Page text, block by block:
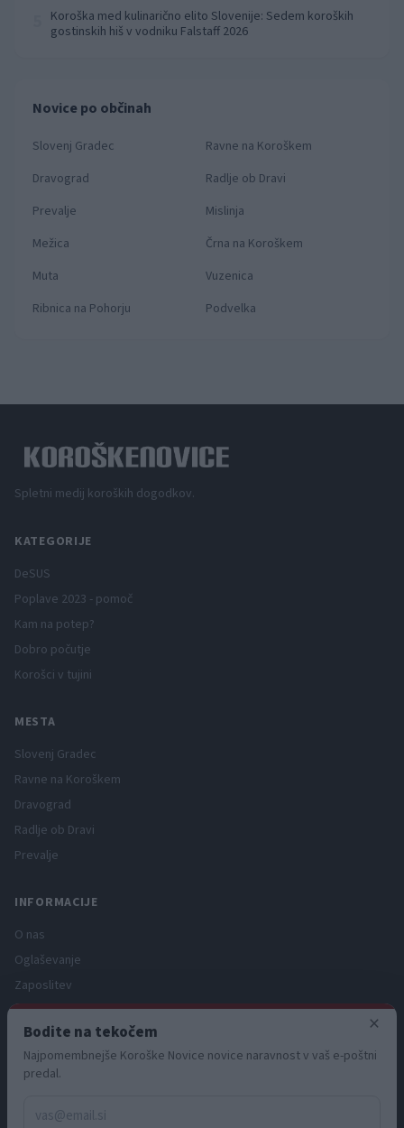
Koroška med kulinarično elito Slovenije: Sedem koroških
gostinskih hiš v vodniku Falstaff 2026
Novice po občinah
Slovenj Gradec
Ravne na Koroškem
Dravograd
Radlje ob Dravi
Prevalje
Mislinja
Mežica
Črna na Koroškem
Muta
Vuzenica
Ribnica na Pohorju
Podvelka
Spletni medij koroških dogodkov.
KATEGORIJE
DeSUS
Poplave 2023 - pomoč
Kam na potep?
Dobro počutje
Korošci v tujini
MESTA
Slovenj Gradec
Ravne na Koroškem
Dravograd
Radlje ob Dravi
Prevalje
INFORMACIJE
O nas
Oglaševanje
Zaposlitev
Pravno obvestilo
Zasebnost in piškotki
Storitve
Pogoji uporabe
×
Bodite na tekočem
Najpomembnejše Koroške Novice novice naravnost v vaš e-poštni
predal.